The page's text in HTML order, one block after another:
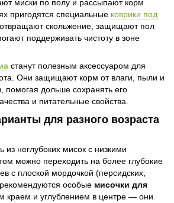
миски по полу и рассыпают корм
пригодятся специальные коврики под
скольжение, защищают пол
поддерживать чистоту в зоне
станут полезным аксессуаром для
Они защищают корм от влаги, пыли и
помогая дольше сохранять его
и питательные свойства.
для разного возраста
из неглубоких мисок с низкими
можно переходить на более глубокие
с плоской мордочкой (персидских,
особые мисочки для
краем и углублением в центре — они